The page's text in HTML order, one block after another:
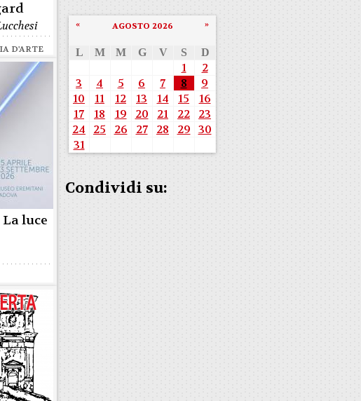
D'ARTE
luce
AGOSTO 2026
« »
L M M G V S D
1
2
3
4 5 6 7 8
9
10
11 12 13 14 15
16
17
18 19 20 21 22
23
24
25 26 27 28 29 30
31
Condividi su: